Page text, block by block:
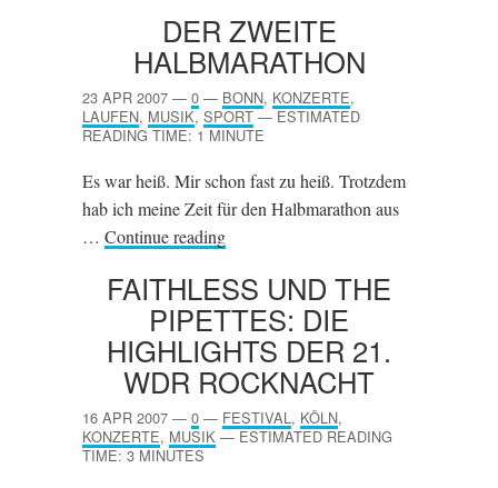
DER ZWEITE
HALBMARATHON
23 APR 2007 — 0 — BONN, KONZERTE,
LAUFEN, MUSIK, SPORT —ESTIMATED
READING TIME: 1 MINUTE
Es war heiß. Mir schon fast zu heiß. Trotzdem
hab ich meine Zeit für den Halbmarathon aus
… Continue reading
FAITHLESS UND THE
PIPETTES: DIE
HIGHLIGHTS DER 21.
WDR ROCKNACHT
16 APR 2007 — 0 — FESTIVAL, KÖLN,
KONZERTE, MUSIK —ESTIMATED READING
TIME: 3 MINUTES